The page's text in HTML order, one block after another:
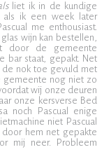
liet ik in de kundige
als ik een week later
me enthousiast.
wijn kan bestellen,
door de gemeente
bar staat, gepakt. Net
nok toe gevuld met
gemeente nog niet zo
wij onze deuren
onze kersverse Bed
noch Pascual enige
niet Pascual
hem net gepakte
mij neer. Probleem